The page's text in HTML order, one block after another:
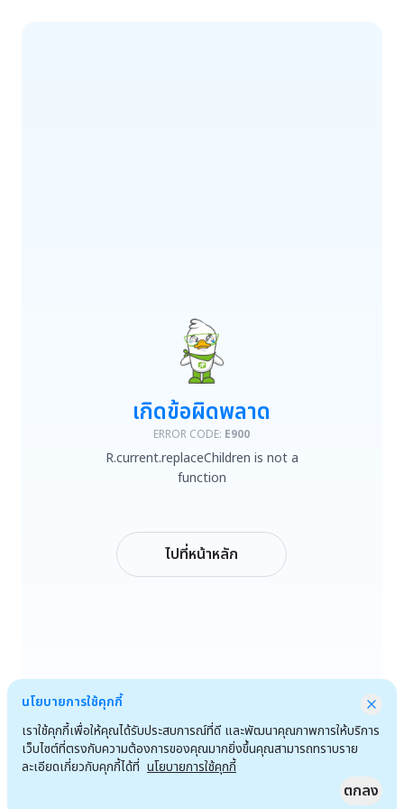
R.current.replaceChildren is not a function
เกิดข้อผิดพลาด
ERROR CODE: E900
R.current.replaceChildren is not a
function
ไปที่หน้าหลัก
นโยบายการใช้คุกกี้
เราใช้คุกกี้เพื่อให้คุณได้รับประสบการณ์ที่ดี และพัฒนาคุณภาพการให้บริการ
เว็บไซต์ที่ตรงกับความต้องการของคุณมากยิ่งขึ้นคุณสามารถทราบราย
ละเอียดเกี่ยวกับคุกกี้ได้ที่ นโยบายการใช้คุกกี้
ตกลง